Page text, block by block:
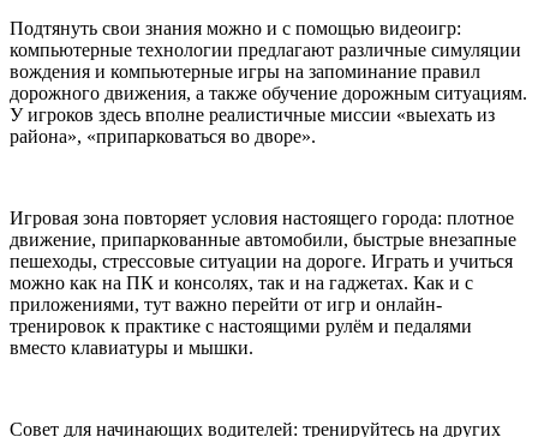
Подтянуть свои знания можно и с помощью видеоигр:
компьютерные технологии предлагают различные симуляции
вождения и компьютерные игры на запоминание правил
дорожного движения, а также обучение дорожным ситуациям.
У игроков здесь вполне реалистичные миссии «выехать из
района», «припарковаться во дворе».
Игровая зона повторяет условия настоящего города: плотное
движение, припаркованные автомобили, быстрые внезапные
пешеходы, стрессовые ситуации на дороге. Играть и учиться
можно как на ПК и консолях, так и на гаджетах. Как и с
приложениями, тут важно перейти от игр и онлайн-
тренировок к практике с настоящими рулём и педалями
вместо клавиатуры и мышки.
Совет для начинающих водителей: тренируйтесь на других